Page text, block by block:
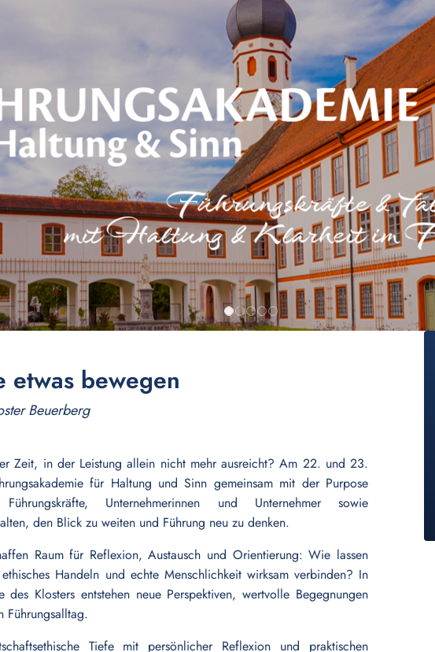
etwas bewegen
Beuerberg
Zeit, in der Leistung allein nicht mehr ausreicht? Am 22. und 23.
für Haltung und Sinn gemeinsam mit der Purpose
Unternehmerinnen und Unternehmer sowie
den Blick zu weiten und Führung neu zu denken.
Raum für Reflexion, Austausch und Orientierung: Wie lassen
Handeln und echte Menschlichkeit wirksam verbinden? In
des Klosters entstehen neue Perspektiven, wertvolle Begegnungen
Führungsalltag.
Tiefe mit persönlicher Reflexion und praktischen